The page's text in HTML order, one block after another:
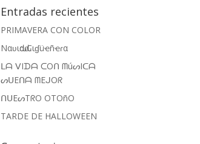
Entradas recientes
PRIMAVERA CON COLOR
Nαʋιԃαԃ Cιɠüҽñҽɾα
ᒪᗩ ᐯIᗪᗩ ᑕOᑎ ᗰúᔕIᑕᗩ
ᔕᑌEᑎᗩ ᗰEᒍOᖇ
ᑎᑌEᔕTᖇO OTOñO
TARDE DE HALLOWEEN